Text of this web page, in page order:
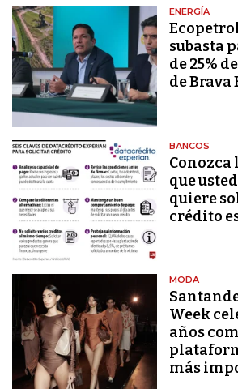
ENERGÍA
subasta
de 25%
de Brava
BANCOS
Conozca
que
quiere
crédito
MODA
Week
años
más